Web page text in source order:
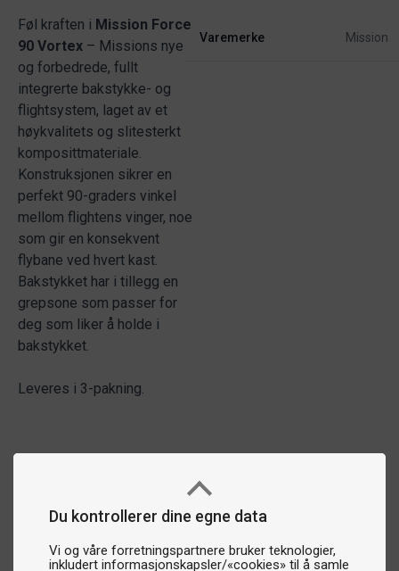
Du kontrollerer dine egne data
Vi og våre forretningspartnere bruker teknologier,
inkludert informasjonskapsler/«cookies» til å samle
Føl kraften i Mission Force
90 Vortex – Missions nye
og forbedrede, fullt
integrerte bakstykke- og
flightsystem, laget av et
høykvalitets og slitesterkt
komposittmateriale.
Konstruksjonen sikrer en
perfekt 90-graders vinkel
mellom flightens vinger, noe
som gir en konsekvent
flybane ved hvert kast.
Bakstykket har i tillegg en
grepsone som passer for
deg som liker å holde i
bakstykket.
Leveres i 3-pakning.
Varemerke Mission